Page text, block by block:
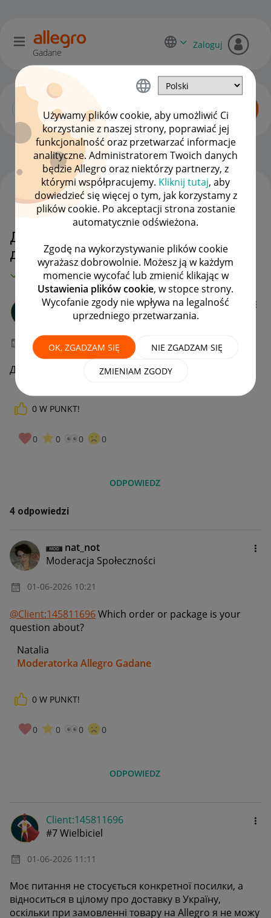
Używamy plików cookie, aby umożliwić Ci
korzystanie z naszej strony, poprawiać jej
funkcjonalność oraz przetwarzać informacje
analityczne. Administratorem Twoich danych
będzie Allegro oraz niektórzy partnerzy, z
którymi współpracujemy. Kliknij tutaj, aby
dowiedzieć się więcej o tym, jak korzystamy z
plików cookie. Po akceptacji strona zostanie
automatycznie odświeżona.
Zgodę na wykorzystywanie plików cookie
wyrażasz dobrowolnie. Możesz ją w każdym
momencie wycofać lub zmienić klikając w
Ustawienia plików cookie, w stopce strony.
Wycofanie zgody nie wpływa na legalność
uprzedniego przetwarzania.
OK, ZGADZAM SIĘ NIE ZGADZAM SIĘ
ZMIENIAM ZGODY
Gadane
Zaloguj
Allegro Delivery OPCJE
Добрий день. Коли буде
доставка в Україну?
MAMY ROZWIĄZANIE!
Client:14581169 6
#7 Wielbiciel
‎01-06-2026 08:53
Добрий день. Коли буде доставка в Україну?
0 W PUNKT!
0 0 0 0
ODPOWIEDZ
WSZYSTKIE TEMATY
4 odpowiedzi
nat_not
Moderacja Społeczności
‎01-06-2026 10:21
@Client:145811696Which order or package is your
question about?
Natalia
Moderatorka Allegro Gadane
0 W PUNKT!
0 0 0 0
ODPOWIEDZ
Client:145811696
#7 Wielbiciel
‎01-06-2026 11:11
Моє питання не стосується конкретної посилки, а
відноситься в цілому про доставку в Україну,
оскільки при замовленні товару на Allegro я не можу